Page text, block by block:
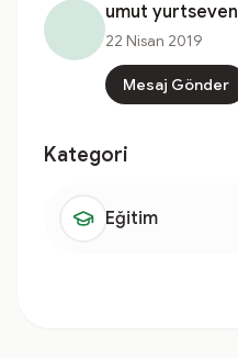
umut yurtseven
22 Nisan 2019
Mesaj Gönder
Kategori
Eğitim